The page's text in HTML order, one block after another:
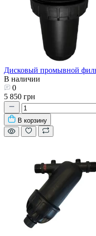
Дисковый промывной
В наличии
0
5 850 грн
В корзину